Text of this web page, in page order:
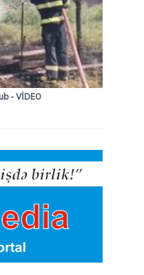
- VİDEO